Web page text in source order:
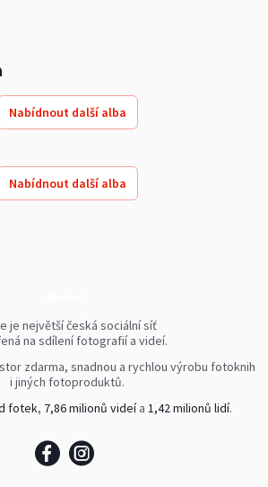
Nabídnout další alba
Nabídnout další alba
je největší česká sociální síť
na sdílení fotografií a videí.
zdarma, snadnou a rychlou výrobu fotoknih
i jiných fotoproduktů.
fotek, 7,86 milionů videía 1,42 milionů lidí.